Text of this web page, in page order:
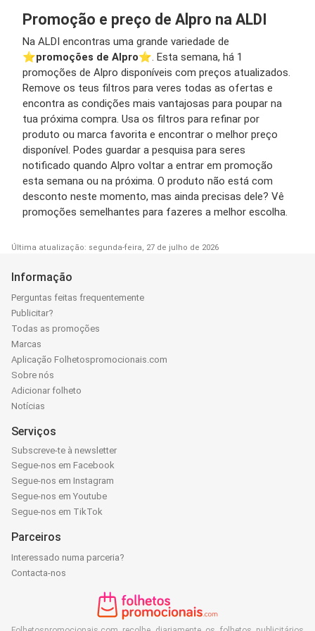
Promoção e preço de Alpro na ALDI
Na ALDI encontras uma grande variedade de
⭐️promoções de Alpro⭐️. Esta semana, há 1
promoções de Alpro disponíveis com preços atualizados.
Remove os teus filtros para veres todas as ofertas e
encontra as condições mais vantajosas para poupar na
tua próxima compra. Usa os filtros para refinar por
produto ou marca favorita e encontrar o melhor preço
disponível. Podes guardar a pesquisa para seres
notificado quando Alpro voltar a entrar em promoção
esta semana ou na próxima. O produto não está com
desconto neste momento, mas ainda precisas dele? Vê
promoções semelhantes para fazeres a melhor escolha.
Última atualização: segunda-feira, 27 de julho de 2026
Informação
Perguntas feitas frequentemente
Publicitar?
Todas as promoções
Marcas
Aplicação Folhetospromocionais.com
Sobre nós
Adicionar folheto
Notícias
Serviços
Subscreve-te à newsletter
Segue-nos em Facebook
Segue-nos em Instagram
Segue-nos em Youtube
Segue-nos em TikTok
Parceiros
Interessado numa parceria?
Contacta-nos